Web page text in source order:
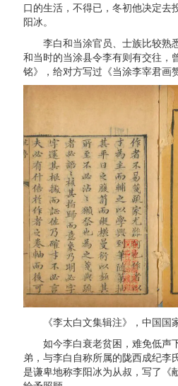
口的生活，不得已，冬初他决定去
阳冰。
李白和当涂官员、士族比较熟
和当时的当涂县令李有则有交往，
铭》，给对方写过《当涂李宰君画
《李太白文集辑注》，中国国
如今李白衰老贫困，难免低声
弟，与李白自称所属的陇西成纪李
是谦卑地称李阳冰为从叔，写了《